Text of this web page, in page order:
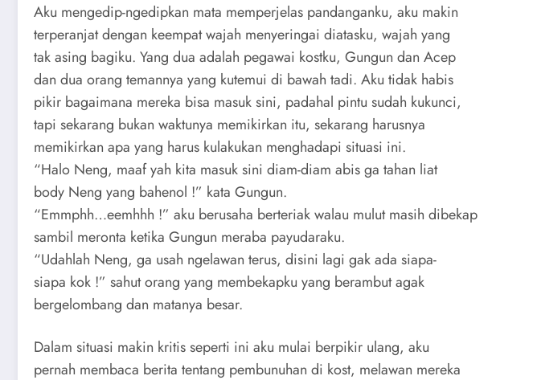
Aku mengedip-ngedipkan mata memperjelas pandanganku, aku makin
terperanjat dengan keempat wajah menyeringai diatasku, wajah yang
tak asing bagiku. Yang dua adalah pegawai kostku, Gungun dan Acep
dan dua orang temannya yang kutemui di bawah tadi. Aku tidak habis
pikir bagaimana mereka bisa masuk sini, padahal pintu sudah kukunci,
tapi sekarang bukan waktunya memikirkan itu, sekarang harusnya
memikirkan apa yang harus kulakukan menghadapi situasi ini.
“Halo Neng, maaf yah kita masuk sini diam-diam abis ga tahan liat
body Neng yang bahenol !” kata Gungun.
“Emmphh…eemhhh !” aku berusaha berteriak walau mulut masih dibekap
sambil meronta ketika Gungun meraba payudaraku.
“Udahlah Neng, ga usah ngelawan terus, disini lagi gak ada siapa-
siapa kok !” sahut orang yang membekapku yang berambut agak
bergelombang dan matanya besar.
Dalam situasi makin kritis seperti ini aku mulai berpikir ulang, aku
pernah membaca berita tentang pembunuhan di kost, melawan mereka